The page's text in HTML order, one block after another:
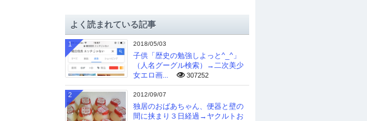
ブよく読まれている記事
2018/05/03
子供「歴史の勉強しよっと^_^」
（人名グーグル検索）→二次美少
女エロ画...
307252
1
2012/09/07
独居のおばあちゃん、便器と壁の
間に挟まり３日経過→ヤクルトお
2